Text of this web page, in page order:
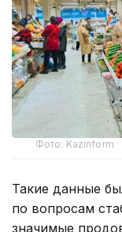
Фото: Kazinform
Такие данные
по вопросам
значимые